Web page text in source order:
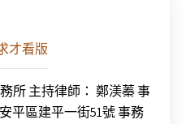
才看版
所 主持律師： 鄭渼蓁 事
平區建平一街51號 事務